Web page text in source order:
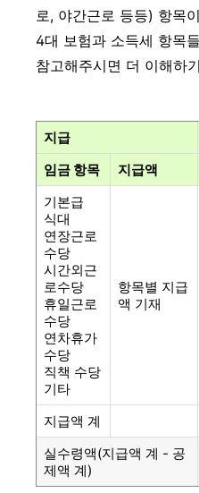
로, 야간근로 등등) 항목
4대 보험과 소득세 항목
참고해주시면 더 이해하
지급
임금 항목
지급액
기본급
식대
연장근로
수당
시간외근
로수당
휴일근로
수당
연차휴가
수당
직책 수당
기타
항목별 지급
액 기재
지급액 계
실수령액(지급액 계 - 공
제액 계)